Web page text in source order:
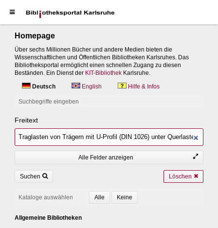
Homepage
Über sechs Millionen Bücher und andere Medien bieten die
Wissenschaftlichen und Öffentlichen Bibliotheken Karlsruhes. Das
Bibliotheksportal ermöglicht einen schnellen Zugang zu diesen
Beständen. Ein Dienst der KIT-Bibliothek Karlsruhe.
Deutsch
English Hilfe & Infos
Suchbegriffe eingeben
Freitext
Alle Felder anzeigen
Suchen Löschen
Kataloge auswählen
Allgemeine Bibliotheken